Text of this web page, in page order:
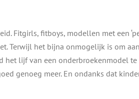
Fitgirls, fitboys, modellen met een
Terwijl het bijna onmogelijk is om
het lijf van een onderbroekenmodel
genoeg meer. En ondanks dat